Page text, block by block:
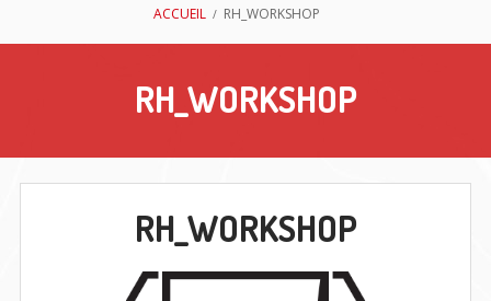
ACCUEIL RH_WORKSHOP
RH_WORKSHOP
RH_WORKSHOP